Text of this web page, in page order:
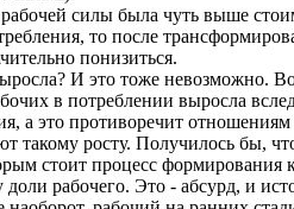
силы была чуть выше
то после
понизиться.
И это тоже невозможно.
в потреблении выросла
а это противоречит отношениям
такому росту. Получилось бы,
стоит процесс формирования
рабочего. Это - абсурд, и